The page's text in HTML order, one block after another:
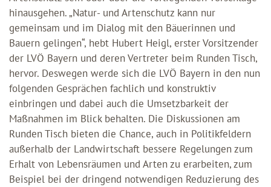
hinausgehen. „Natur- und Artenschutz kann nur
gemeinsam und im Dialog mit den Bäuerinnen und
Bauern gelingen“, hebt Hubert Heigl, erster Vorsitzender
der LVÖ Bayern und deren Vertreter beim Runden Tisch,
hervor. Deswegen werde sich die LVÖ Bayern in den nun
folgenden Gesprächen fachlich und konstruktiv
einbringen und dabei auch die Umsetzbarkeit der
Maßnahmen im Blick behalten. Die Diskussionen am
Runden Tisch bieten die Chance, auch in Politikfeldern
außerhalb der Landwirtschaft bessere Regelungen zum
Erhalt von Lebensräumen und Arten zu erarbeiten, zum
Beispiel bei der dringend notwendigen Reduzierung des